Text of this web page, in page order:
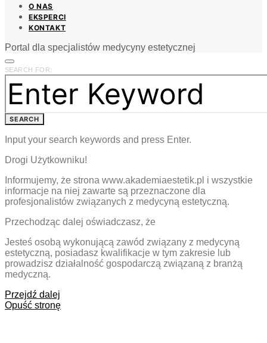
O NAS
EKSPERCI
KONTAKT
Portal dla specjalistów medycyny estetycznej
SEARCH FOR:
SEARCH
Input your search keywords and press Enter.
Drogi Użytkowniku!
Informujemy, że strona www.akademiaestetik.pl i wszystkie
informacje na niej zawarte są przeznaczone dla
profesjonalistów związanych z medycyną estetyczną.
Przechodząc dalej oświadczasz, że
Jesteś osobą wykonującą zawód związany z medycyną
estetyczną, posiadasz kwalifikacje w tym zakresie lub
prowadzisz działalność gospodarczą związaną z branżą
medyczną.
Przejdź dalej
Opuść stronę